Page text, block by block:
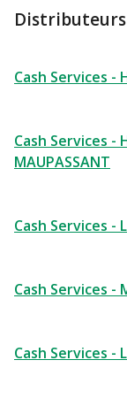
Distributeurs
Cash Services -
Cash Services -
MAUPASSANT
Cash Services -
Cash Services -
Cash Services -